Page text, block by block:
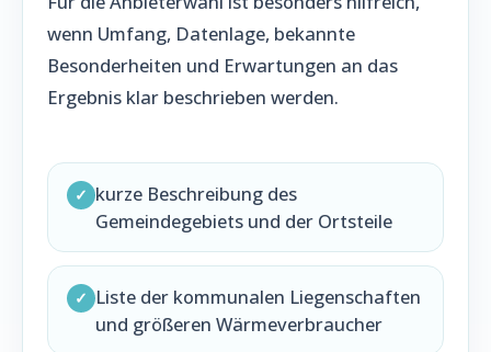
wenn Umfang, Datenlage, bekannte
Besonderheiten und Erwartungen an das
Ergebnis klar beschrieben werden.
✓ kurze Beschreibung des
Gemeindegebiets und der Ortsteile
✓ Liste der kommunalen Liegenschaften
und größeren Wärmeverbraucher